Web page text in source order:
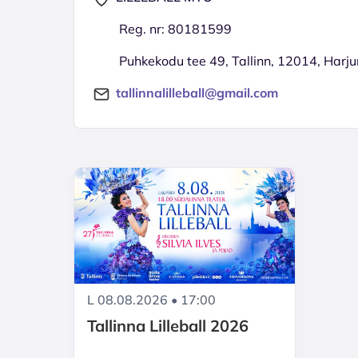
Reg. nr: 80181599
Puhkekodu tee 49, Tallinn, 12014,
tallinnalilleball@gmail.com
L 08.08.2026 • 17:00
Tallinna Lilleball 2026